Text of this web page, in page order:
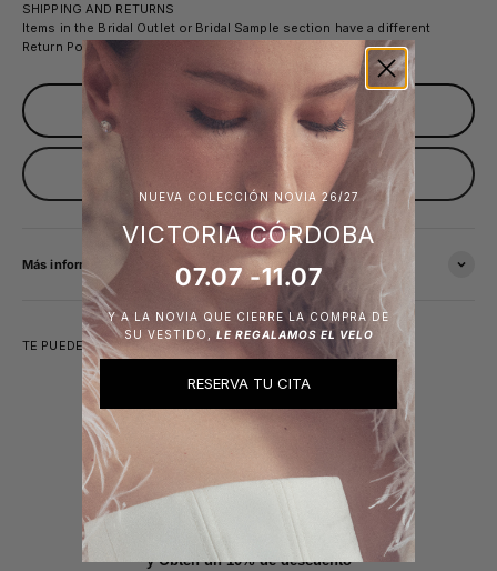
SHIPPING AND RETURNS
Items in the Bridal Outlet or Bridal Sample section have a different
Return Policy than the rest of Victoria's items. More info here .
Sold out
Avísame cuando esté disponible
Más información
TE PUEDE INTERESAR
Únete a nuestra newsletter
y Obtén un 10% de descuento
NUEVA COLECCIÓN NOVIA 26/27
VICTORIA CÓRDOBA
07.07 -11.07
Y A LA NOVIA QUE CIERRE LA COMPRA DE
SU VESTIDO, LE REGALAMOS EL VELO
RESERVA TU CITA